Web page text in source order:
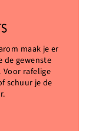
maak je er
de gewenste
Voor rafelige
schuur je de